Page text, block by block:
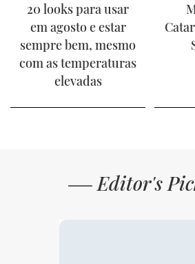
20 looks para usar
em agosto e estar
sempre bem, mesmo
com as temperaturas
elevadas
Editor's